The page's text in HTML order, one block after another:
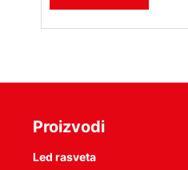
Proizvodi
Led rasveta